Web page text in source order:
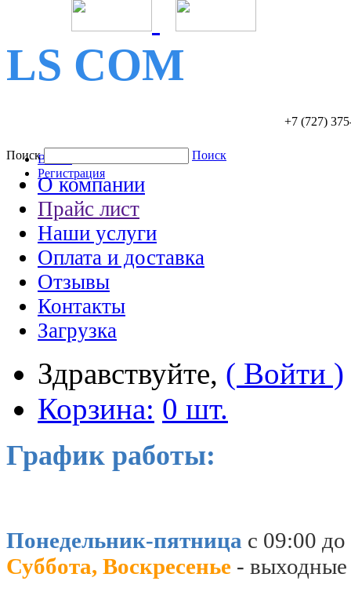
LS COM
+7 (727)
Войти
Регистрация
Поиск Поиск
О компании
Прайс лист
Наши услуги
Оплата и доставка
Отзывы
Контакты
Загрузка
Здравствуйте, ( Войти )
Корзина: 0 шт.
График работы:
Понедельник-пятница с 09:00
Суббота, Воскресенье - выходные